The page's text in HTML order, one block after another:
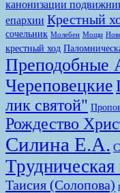
канонизации
епархии Крестный
сочельник Молебен Мощи
крестный ход
Преподобные
Череповецкие
лик святой"
Рождество
Силина Е.А.
Трудническая
Таисия (Солопова)